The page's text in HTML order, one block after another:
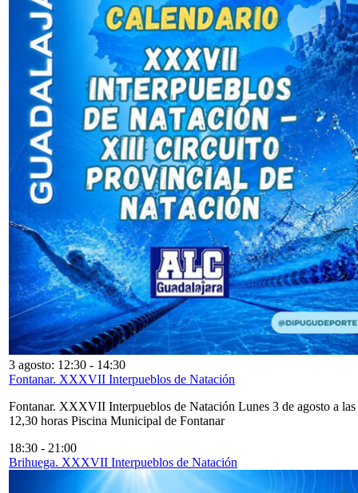
3 agosto: 12:30 - 14:30
Fontanar. XXXVII Interpueblos de Natación
Fontanar. XXXVII Interpueblos de Natación Lunes 3 de agosto a las
12,30 horas Piscina Municipal de Fontanar
18:30 - 21:00
Brihuega. XXXVII Interpueblos de Natación